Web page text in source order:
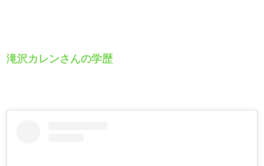
滝沢カレンさんの学歴